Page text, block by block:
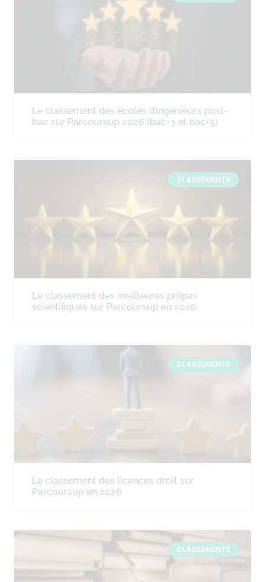
Le classement des écoles d’ingénieurs post-
bac sur Parcoursup 2026 (bac+3 et bac+5)
CLASSEMENTS
Le classement des meilleures prépas
scientifiques sur Parcoursup en 2026
CLASSEMENTS
Le classement des licences droit sur
Parcoursup en 2026
CLASSEMENTS